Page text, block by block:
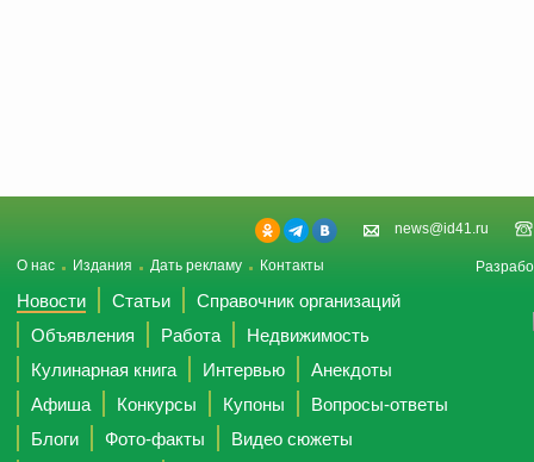
news@id41.ru
О нас Издания Дать рекламу Контакты
Новости Статьи
Справочник организаций
Объявления
Работа
Недвижимость
Кулинарная книга
Интервью
Анекдоты
Афиша
Конкурсы Купоны
Вопросы-ответы
Блоги
Фото-факты
Видео сюжеты